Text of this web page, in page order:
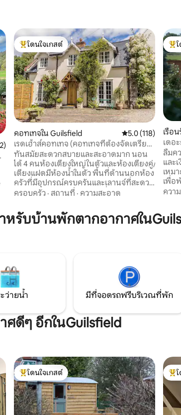
4.84 จาก 5, 272 รีวิว
โดนใจเกสต์ที่สุด
โดนใจเกสต์
คอทเทจใน Guilsfield คะแนนเฉลี่ย 5.0 จ
5.0 (118)
เรดเฮ้าส์คอทเทจ (คอทเทจที่ต้องจัดเตรียม
อาหารด้วยตนเอง)
ทันสมัยสะดวกสบายและสะอาดมาก นอน
ได้ 4 คนห้องเตียงใหญ่ในตัวและห้องเตียงคู่/
เตียงแฝดมีห้องน้ำในตัว พื้นที่ด้านนอกห้อง
ครัวที่มีอุปกรณ์ครบครันและเลานจ์ที่สะดวก
สบาย ในบรรยากาศหมู่บ้านที่เงียบสงบ
นาทีจากคอทเทจ Wi-Fi ฟรีสมาร์ททีวีในห้อง
นอน จนกระทั่งเมื่อเร็วๆนี้เรดเฮาส์คอทเทจ
อยู่ด้านข้างของบ้านของเรา
ครอบครัว · สถานที่ · ความสะอาด
โด
เรือ
เดอ
แบบ
ลืมค
และเงียบสงบ
เหม
เพื่อพั
เติม
เขา
ควา
รับบ้านพักตากอากาศใน
ว่ายน้ำ มีที่จอดรถฟรีบริเวณที่พัก
ดีๆ อีกในGuilsfield
โดนใจเกสต์ที่สุด
โดนใจเกสต์
โด